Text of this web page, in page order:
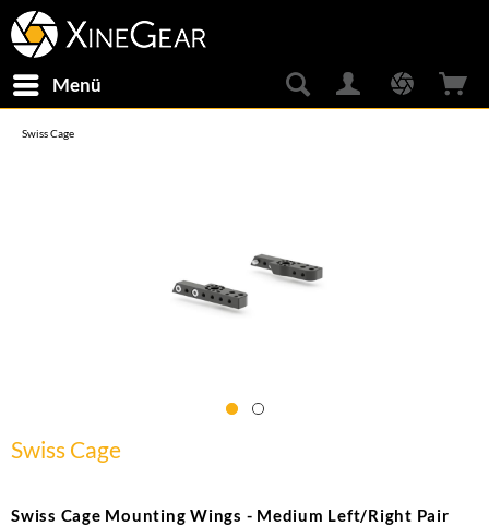
Menü
Swiss Cage
Swiss Cage
Swiss Cage Mounting Wings - Medium Left/Right Pair